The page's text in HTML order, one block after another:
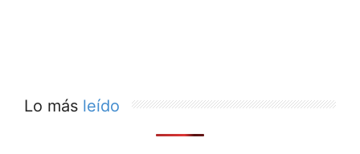
Lo más leído